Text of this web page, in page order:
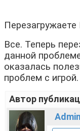
Все. Теперь
данной
оказалась
проблем с игрой.
Автор
Admin